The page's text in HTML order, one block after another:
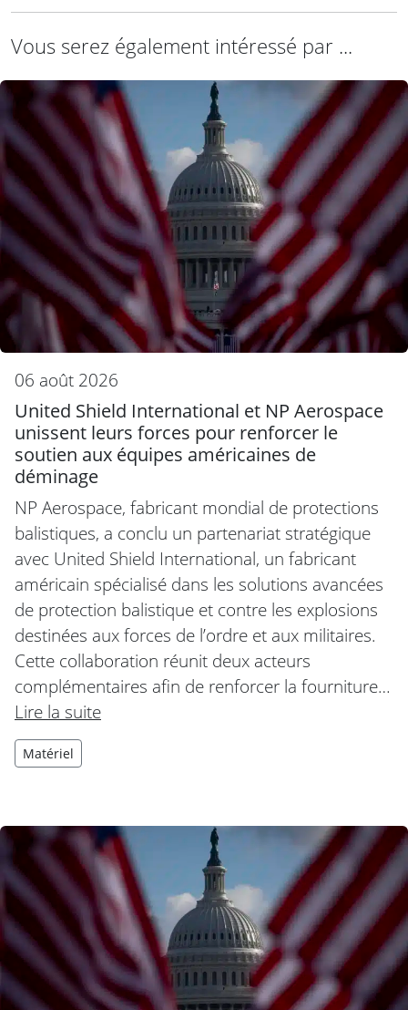
Vous serez également intéressé par ...
06 août 2026
United Shield International et NP Aerospace
unissent leurs forces pour renforcer le
soutien aux équipes américaines de
déminage
NP Aerospace, fabricant mondial de protections
balistiques, a conclu un partenariat stratégique
avec United Shield International, un fabricant
américain spécialisé dans les solutions avancées
de protection balistique et contre les explosions
destinées aux forces de l’ordre et aux militaires.
Cette collaboration réunit deux acteurs
complémentaires afin de renforcer la fourniture…
Lire la suite
Matériel